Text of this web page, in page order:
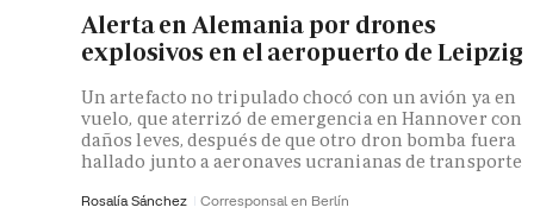
Alerta en Alemania por drones
explosivos en el aeropuerto de Leipzig
Un artefacto no tripulado chocó con un avión ya en
vuelo, que aterrizó de emergencia en Hannover con
daños leves, después de que otro dron bomba fuera
hallado junto a aeronaves ucranianas de transporte
Rosalía Sánchez Corresponsal en Berlín